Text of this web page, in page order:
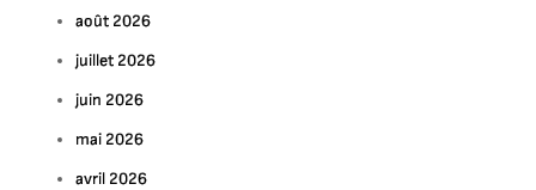
août 2026
juillet 2026
juin 2026
mai 2026
avril 2026